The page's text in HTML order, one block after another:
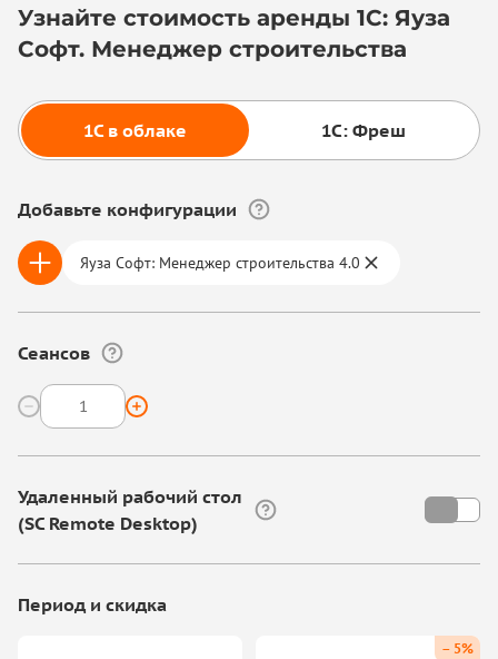
Узнайте стоимость аренды 1С: Яуза
Софт. Менеджер строительства
1С в облаке 1С: Фреш
Добавьте конфигурации
Яуза Софт: Менеджер строительства 4.0
Сеансов
Удаленный рабочий стол
(SC Remote Desktop)
Период и скидка
– 5%